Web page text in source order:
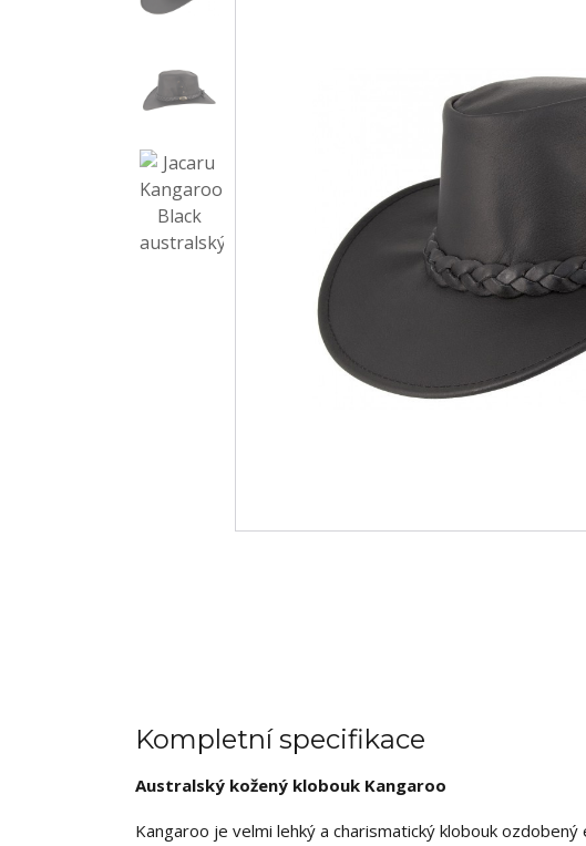
Kompletní specifikace
Australský kožený klobouk Kangaroo
Kangaroo je velmi lehký a charismatický klobouk